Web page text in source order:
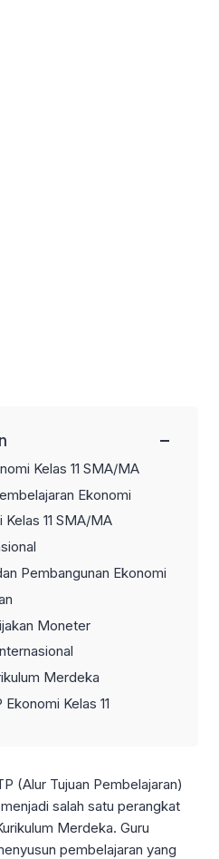
−
Kelas 11 SMA/MA
Ekonomi
11 SMA/MA
Pembangunan Ekonomi
Moneter
Merdeka
Kelas 11
(Alur Tujuan Pembelajaran)
salah satu perangkat
Merdeka. Guru
pembelajaran yang